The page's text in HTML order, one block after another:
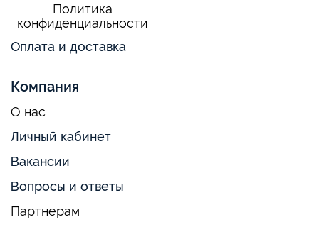
Политика
конфиденциальности
Оплата и доставка
Компания
О нас
Личный кабинет
Вакансии
Вопросы и ответы
Партнерам